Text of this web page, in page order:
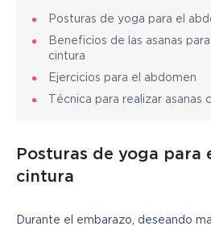
Posturas de yoga para el
Beneficios de las asanas
cintura
Ejercicios para el abdomen
Técnica para realizar asanas
Posturas de yoga para
cintura
Durante el embarazo, deseando